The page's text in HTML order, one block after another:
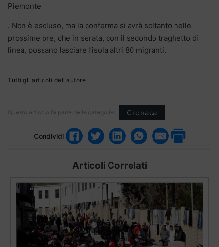
Piemonte
. Non è escluso, ma la conferma si avrà soltanto nelle
prossime ore, che in serata, con il secondo traghetto di
linea, possano lasciare l’isola altri 80 migranti.
Tutti gli articoli dell'autore
Questo articolo fa parte delle categorie: Cronaca
Condividi
Articoli Correlati